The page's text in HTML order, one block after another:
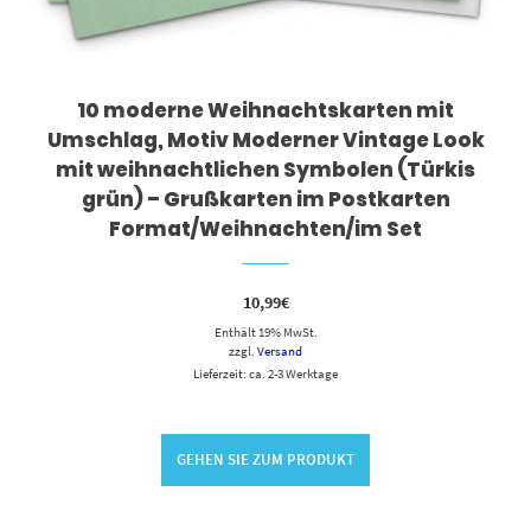
10 moderne Weihnachtskarten mit
Umschlag, Motiv Moderner Vintage Look
mit weihnachtlichen Symbolen (Türkis
grün) – Grußkarten im Postkarten
Format/Weihnachten/im Set
10,99€
Enthält 19% MwSt.
zzgl. Versand
Lieferzeit: ca. 2-3 Werktage
GEHEN SIE ZUM PRODUKT